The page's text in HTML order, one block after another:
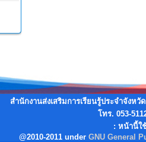
สำนักงานส่งเสริมการเรียนรู้ประจำจังห
โทร. 053-
: หน้านี้ใ
@2010-2011 under GNU General